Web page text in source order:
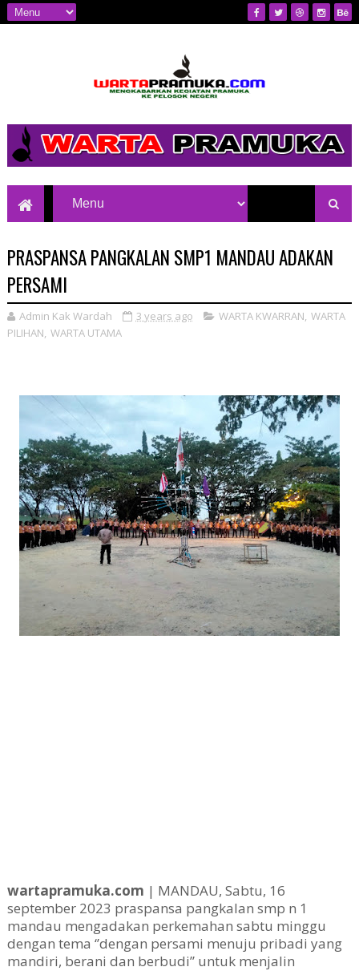
Pelosok Negeri
PRASPANSA PANGKALAN SMP1 MANDAU ADAKAN
PERSAMI
Admin Kak Wardah 3 years ago WARTA KWARRAN, WARTA
PILIHAN, WARTA UTAMA
wartapramuka.com | MANDAU, Sabtu, 16
september 2023 praspansa pangkalan smp n 1
mandau mengadakan perkemahan sabtu minggu
dengan tema ‘’dengan persami menuju pribadi yang
mandiri, berani dan berbudi’’ untuk menjalin